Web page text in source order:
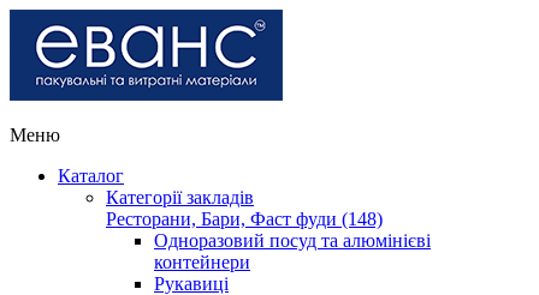
Меню
Каталог
Категорії закладів
Ресторани, Бари, Фаст фуди (148)
Одноразовий посуд та алюмінієві
контейнери
Рукавиці